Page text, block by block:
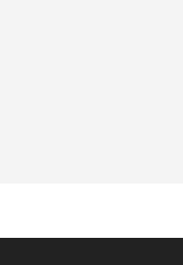
せていただき